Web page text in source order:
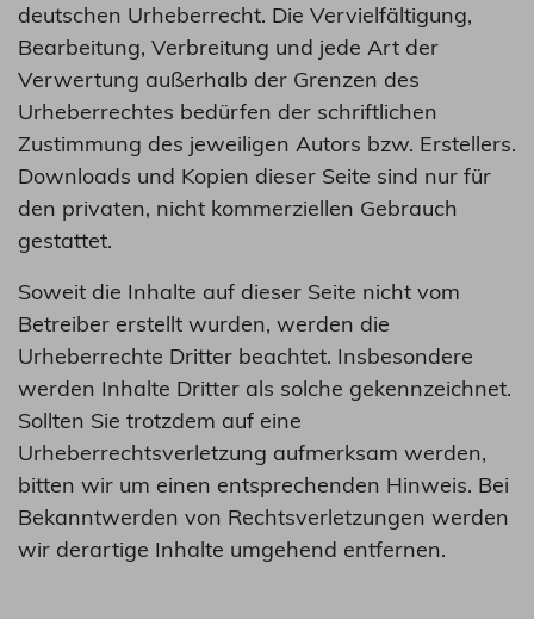
deutschen Urheberrecht. Die Vervielfältigung,
Bearbeitung, Verbreitung und jede Art der
Verwertung außerhalb der Grenzen des
Urheberrechtes bedürfen der schriftlichen
Zustimmung des jeweiligen Autors bzw. Erstellers.
Downloads und Kopien dieser Seite sind nur für
den privaten, nicht kommerziellen Gebrauch
gestattet.
Soweit die Inhalte auf dieser Seite nicht vom
Betreiber erstellt wurden, werden die
Urheberrechte Dritter beachtet. Insbesondere
werden Inhalte Dritter als solche gekennzeichnet.
Sollten Sie trotzdem auf eine
Urheberrechtsverletzung aufmerksam werden,
bitten wir um einen entsprechenden Hinweis. Bei
Bekanntwerden von Rechtsverletzungen werden
wir derartige Inhalte umgehend entfernen.